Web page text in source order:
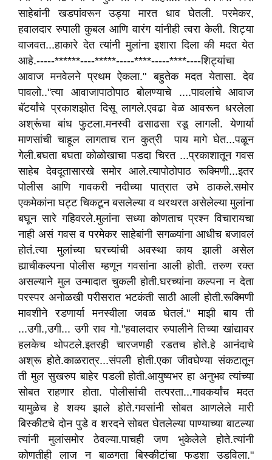
साहेबांनी खडपांवरून उड्या मारत धाव घेतली. परमेकर,
हवालदार रुपाली कुबल आणि वारंग यांनीही त्वरा केली. शिट्या
वाजवत...हाकारे देत त्यांनी मुलांना इशारा दिला की मदत येत
आहे.-----******----*****-----****-----****----शिट्यांचा
आवाज मनवेलने प्रथम ऐकला." बहुतेक मदत येतासा. देव
पावलो.."त्या आवाजापाठोपाठ बोलण्याचे ....पावलांचे आवाज
बॅटर्यांचे प्रकाशझोत दिसू लागले.एवढा वेळ आवरून धरलेला
अश्रूंचा बांध फुटला.मनस्वी ढसाढसा रडू लागली. येणार्या
माणसांची चाहूल लागताच रान कुत्री पाय मागे घेत...पळून
गेली.बघता बघता कोळोखाचा पडदा चिरत ...प्रकाशातून गवस
साहेब देवदूतासारखे समोर आले.त्यापोठोपाठ रूक्मिणी...इतर
पोलीस आणि गावकरी नदीच्या पात्रात उभे ठाकले.समोर
एकमेकांना घट्ट चिकटून बसलेल्या व थरथरत असेलेल्या मुलांना
बघून सारे गहिवरले.मुलांना सध्या कोणताच प्रश्न विचारायचा
नाही असं गवस व परमेकर साहेबांनी सगळ्यांना आधीच बजावलं
होतं.त्या मुलांच्या घरच्यांची अवस्था काय झाली असेल
ह्याचीकल्पना पोलीस म्हणून गवसांना आली होती. तरुण रक्त
असल्याने मुल उन्मादात चुकली होती.घरच्यांना कल्पना न देता
परस्पर अनोळखी परीसरात भटकंती साठी आली होती.रूक्मिणी
मावशीने रडणार्या मनस्वीला जवळ घेतलं." माझी बाय ती
...उगी.,उगी... उगी राव गो."हवालदार रुपालीने तिच्या खांद्यावर
हलकेच थोपटले.इतरही चारजणही रडतच होते.हे आनंदाचे
अश्रू होते.काळरात्र...संपली होती.एका जीवघेण्या संकटातून
ती मुल सुखरुप बाहेर पडली होती.आयुष्यभर हा अनुभव त्यांच्या
सोबत राहणार होता. पोलीसांची तत्परता...गावकर्यांच मदत
यामुळेच हे शक्य झाले होते.गवसांनी सोबत आणलेले मारी
बिस्कीटचे दोन पुडे व शरदने सोबत घेतलेल्या पाण्याच्या बाटल्या
त्यांनी मुलांसमोर ठेवल्या.पाचही जण भुकेलेले होते.त्यांनी
कोणतीही लाज न बाळगता बिस्कीटांचा फडशा उडविला."